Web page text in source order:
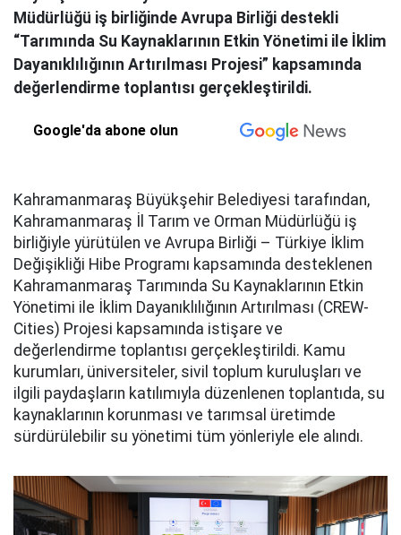
Müdürlüğü iş birliğinde Avrupa Birliği destekli
“Tarımında Su Kaynaklarının Etkin Yönetimi ile İklim
Dayanıklılığının Artırılması Projesi” kapsamında
değerlendirme toplantısı gerçekleştirildi.
Google'da abone olun
Kahramanmaraş Büyükşehir Belediyesi tarafından,
Kahramanmaraş İl Tarım ve Orman Müdürlüğü iş
birliğiyle yürütülen ve Avrupa Birliği – Türkiye İklim
Değişikliği Hibe Programı kapsamında desteklenen
Kahramanmaraş Tarımında Su Kaynaklarının Etkin
Yönetimi ile İklim Dayanıklılığının Artırılması (CREW-
Cities) Projesi kapsamında istişare ve
değerlendirme toplantısı gerçekleştirildi. Kamu
kurumları, üniversiteler, sivil toplum kuruluşları ve
ilgili paydaşların katılımıyla düzenlenen toplantıda, su
kaynaklarının korunması ve tarımsal üretimde
sürdürülebilir su yönetimi tüm yönleriyle ele alındı.